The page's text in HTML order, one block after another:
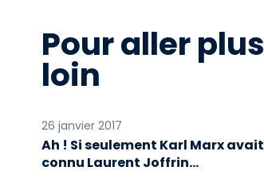
Pour aller plus
loin
26 janvier 2017
Ah ! Si seulement Karl Marx avait
connu Laurent Joffrin…